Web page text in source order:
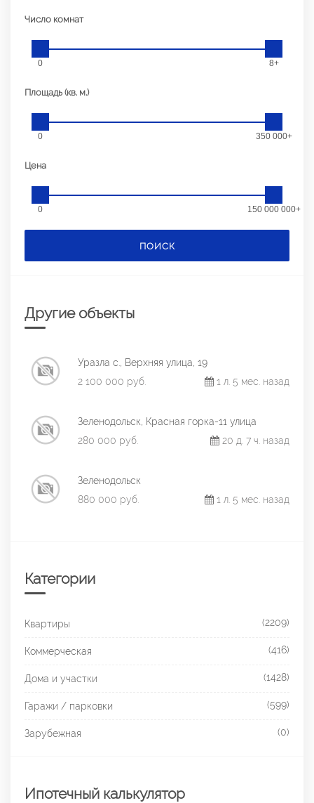
Число комнат
0 8+
Площадь (кв. м.)
0 350 000+
Цена
0 150 000 000+
ПОИСК
Другие объекты
Уразла с., Верхняя улица, 19
2 100 000 руб.
1 л. 5 мес. назад
Зеленодольск, Красная горка-11 улица
280 000 руб.
20 д. 7 ч. назад
Зеленодольск
880 000 руб.
1 л. 5 мес. назад
Категории
Квартиры (2209)
Коммерческая (416)
Дома и участки (1428)
Гаражи / парковки (599)
Зарубежная (0)
Ипотечный калькулятор